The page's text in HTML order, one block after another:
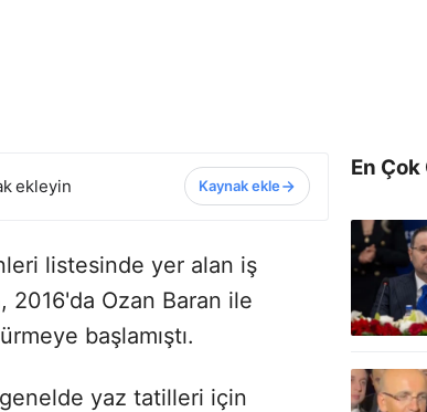
ekleyin Kaynak ekle
listesinde yer alan iş
2016'da Ozan Baran ile
başlamıştı.
yaz tatilleri için
En